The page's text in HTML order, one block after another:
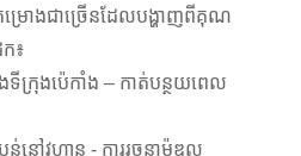
ម្រោងជាច្រើនដែលបង្ហាញពីគុណ
ក៖
ទីក្រុង​ប៉េកាំង – កាត់​បន្ថយ​ពេល​
នៅវូហាន - ការរចនាម៉ូឌុល